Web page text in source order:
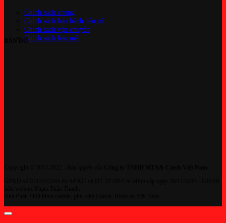
Chính sách chung
Chính sách bảo hành bảo trì
Chính sách vận chuyển
Chính sách bảo mật
BẢN ĐỒ